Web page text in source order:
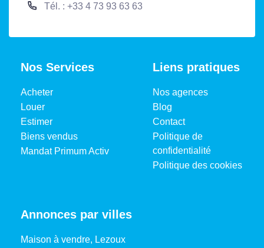
Tél. : +33 4 73 93 63 63
Nos Services
Acheter
Louer
Estimer
Biens vendus
Mandat Primum Activ
Liens pratiques
Nos agences
Blog
Contact
Politique de
confidentialité
Politique des cookies
Annonces par villes
Maison à vendre, Lezoux